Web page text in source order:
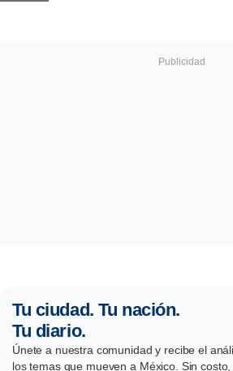
Tu ciudad. Tu nación.
Tu diario.
Únete a nuestra comunidad y recibe el
los temas que mueven a México. Sin costo,